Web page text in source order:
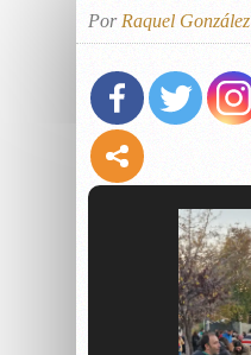
Por Raquel González